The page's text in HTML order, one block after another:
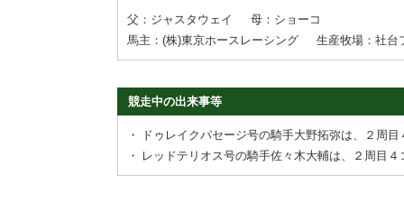
父：ジャスタウェイ
母：ショーコ
馬主：(株)東京ホースレーシング
生産牧場：社台
競走中の出来事等
・
ドゥレイクパセージ号の騎手大野拓弥は、２周
・
レッドテリオス号の騎手佐々木大輔は、２周目